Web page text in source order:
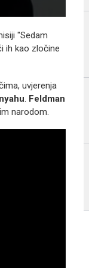
"Sedam
ih kao zločine
uvjerenja
. Feldman
narodom.